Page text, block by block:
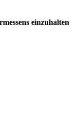
einzuhalten